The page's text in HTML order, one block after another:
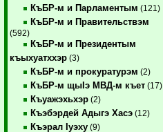
КъБР-м и Парламентым (121)
КъБР-м и Правительствэм
(592)
КъБР-м и Президентым
къыхуатххэр (3)
КъБР-м и прокуратурэм (2)
КъБР-м щыIэ МВД-м къет (17)
Къуажэхьхэр (2)
Къэбэрдей Адыгэ Хасэ (12)
Къэрал Iуэху (9)